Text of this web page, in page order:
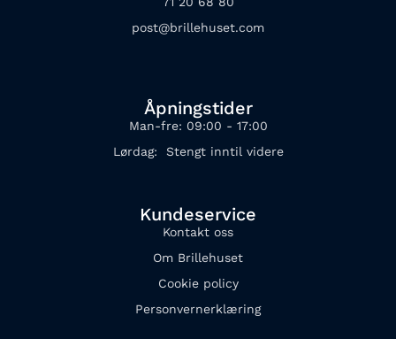
post@brillehuset.com
Åpningstider
Man-fre: 09:00 - 17:00
Lørdag: Stengt inntil videre
Kundeservice
Kontakt oss
Om Brillehuset
Cookie policy
Personvernerklæring